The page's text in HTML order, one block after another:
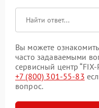
Вы можете
часто задаваемыми
сервисный центр
+7 (800) 301-55-83
вопрос.